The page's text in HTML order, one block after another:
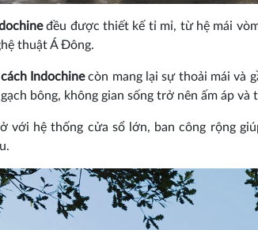
đều được thiết kế tỉ mỉ, từ hệ mái
thuật Á Đông.
Indochinecòn mang lại sự thoải mái và
bông, không gian sống trở nên ấm áp và
với hệ thống cửa sổ lớn, ban công rộng